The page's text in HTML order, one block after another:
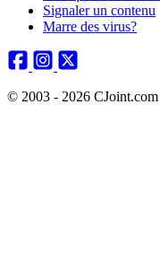
Signaler un contenu
Marre des virus?
© 2003 - 2026 CJoint.com